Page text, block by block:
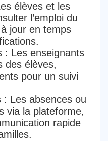
élèves et les
l’emploi du
jour en temps
: Les enseignants
des élèves,
pour un suivi
: Les absences ou
via la plateforme,
rapide